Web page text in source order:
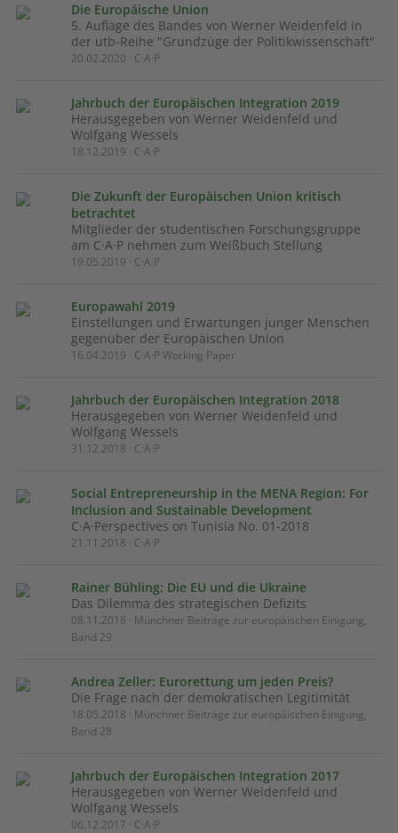
Die Europäische Union
5. Auflage des Bandes von Werner Weidenfeld in
der utb-Reihe "Grundzüge der Politikwissenschaft"
20.02.2020 · C·A·P
Jahrbuch der Europäischen Integration 2019
Herausgegeben von Werner Weidenfeld und
Wolfgang Wessels
18.12.2019 · C·A·P
Die Zukunft der Europäischen Union kritisch
betrachtet
Mitglieder der studentischen Forschungsgruppe
am C·A·P nehmen zum Weißbuch Stellung
19.05.2019 · C·A·P
Europawahl 2019
Einstellungen und Erwartungen junger Menschen
gegenüber der Europäischen Union
16.04.2019 · C·A·P Working Paper
Jahrbuch der Europäischen Integration 2018
Herausgegeben von Werner Weidenfeld und
Wolfgang Wessels
31.12.2018 · C·A·P
Social Entrepreneurship in the MENA Region: For
Inclusion and Sustainable Development
C·A·Perspectives on Tunisia No. 01-2018
21.11.2018 · C·A·P
Rainer Bühling: Die EU und die Ukraine
Das Dilemma des strategischen Defizits
08.11.2018 · Münchner Beiträge zur europäischen Einigung,
Band 29
Andrea Zeller: Eurorettung um jeden Preis?
Die Frage nach der demokratischen Legitimität
18.05.2018 · Münchner Beiträge zur europäischen Einigung,
Band 28
Jahrbuch der Europäischen Integration 2017
Herausgegeben von Werner Weidenfeld und
Wolfgang Wessels
06.12.2017 · C·A·P